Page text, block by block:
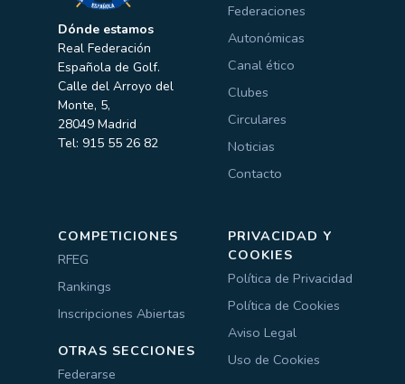
Dónde estamos
Real Federación
Española de Golf.
Calle del Arroyo del
Monte, 5,
28049 Madrid
Tel: 915 55 26 82
Federaciones
Autonómicas
Canal ético
Clubes
Circulares
Noticias
Contacto
COMPETICIONES
RFEG
Rankings
Inscripciones Abiertas
OTRAS SECCIONES
Federarse
PRIVACIDAD Y
COOKIES
Política de Privacidad
Política de Cookies
Aviso Legal
Uso de Cookies